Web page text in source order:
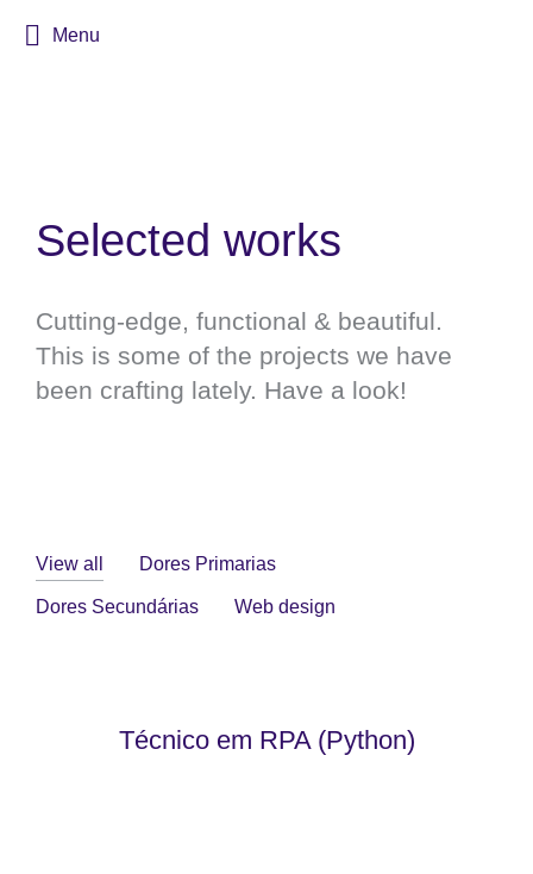
Menu
Selected works
Cutting-edge, functional & beautiful.
This is some of the projects we have
been crafting lately. Have a look!
View all Dores Primarias
Dores Secundárias Web design
Técnico em RPA (Python)